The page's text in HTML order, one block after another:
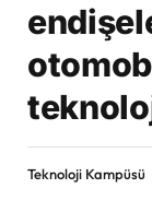
Teknoloji Kampüsü